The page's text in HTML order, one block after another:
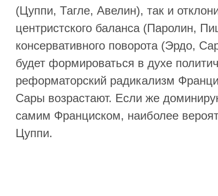
(Цуппи, Тагле, Авелин), так и
центристского баланса (Паролин,
консервативного поворота (Эрдо,
будет формироваться в духе
реформаторский радикализм
Сары возрастают. Если же
самим Франциском, наиболее
Цуппи.